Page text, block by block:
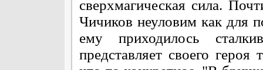
сверхмагическая сила.
Чичиков неуловим как для
ему приходилось
представляет своего